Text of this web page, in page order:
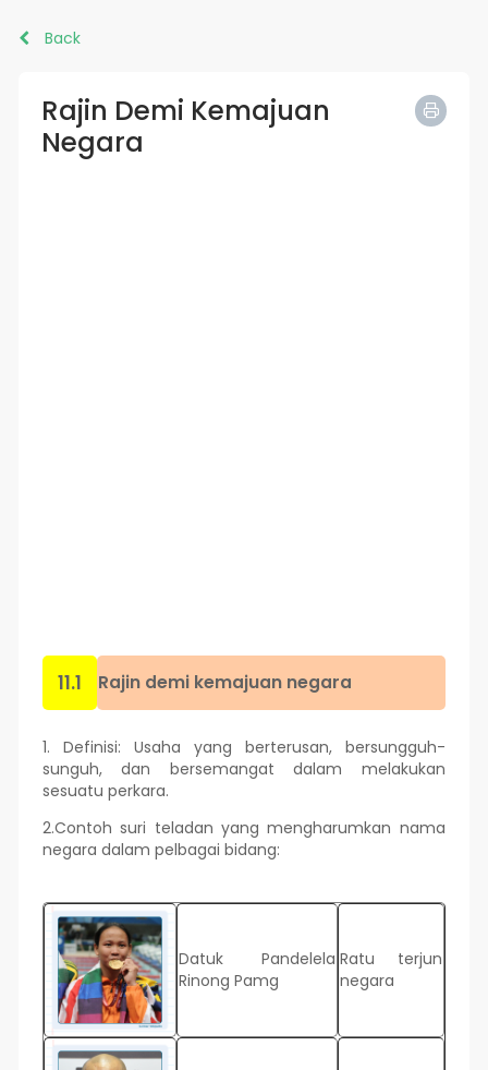
Back
Rajin Demi Kemajuan
Negara
11.1 Rajin demi kemajuan negara
1. Definisi: Usaha yang berterusan, bersungguh-
sunguh, dan bersemangat dalam melakukan
sesuatu perkara.
2.Contoh suri teladan yang mengharumkan nama
negara dalam pelbagai bidang:
Datuk Pandelela
Rinong Pamg
Ratu terjun
negara